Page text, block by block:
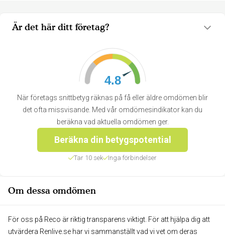
Är det här ditt företag?
4.8
När företags snittbetyg räknas på få eller äldre omdömen blir
det ofta missvisande. Med vår omdömesindikator kan du
beräkna vad aktuella omdömen ger.
Beräkna din betygspotential
Tar 10 sek Inga förbindelser
Om dessa omdömen
För oss på Reco är riktig transparens viktigt. För att hjälpa dig att
utvärdera Renlive.se har vi sammanställt vad vi vet om deras